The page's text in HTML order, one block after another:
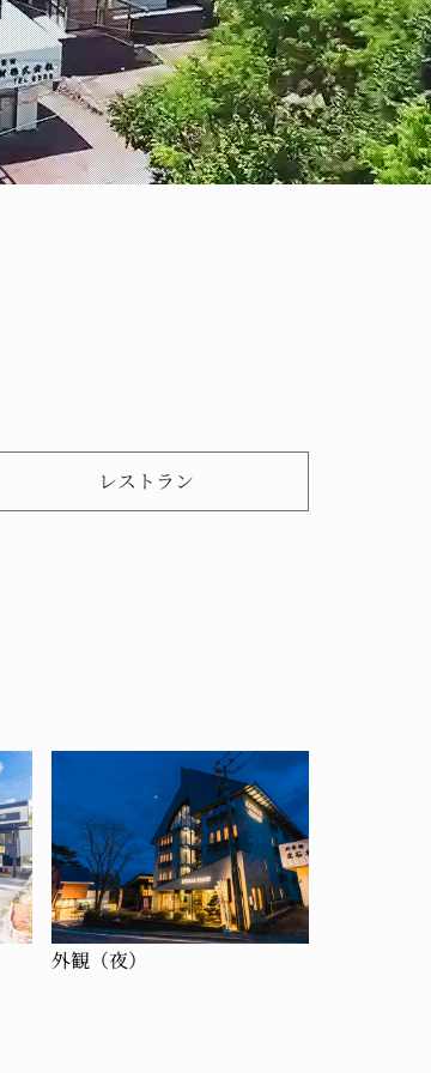
レストラン
外観（夜）